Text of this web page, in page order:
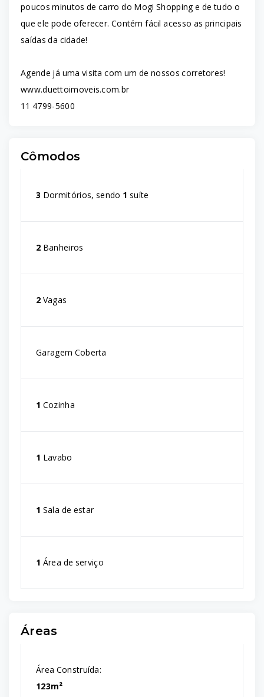
poucos minutos de carro do Mogi Shopping e de tudo o
que ele pode oferecer. Contém fácil acesso as principais
saídas da cidade!
Agende já uma visita com um de nossos corretores!
www.duettoimoveis.com.br
11 4799-5600
Cômodos
3 Dormitórios, sendo 1 suíte
2 Banheiros
2 Vagas
Garagem Coberta
1 Cozinha
1 Lavabo
1 Sala de estar
1 Área de serviço
Áreas
Área Construída:
123m²